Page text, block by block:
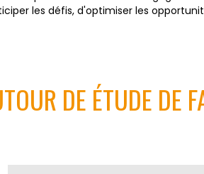
les défis, d'optimiser les
DE ÉTUDE DE